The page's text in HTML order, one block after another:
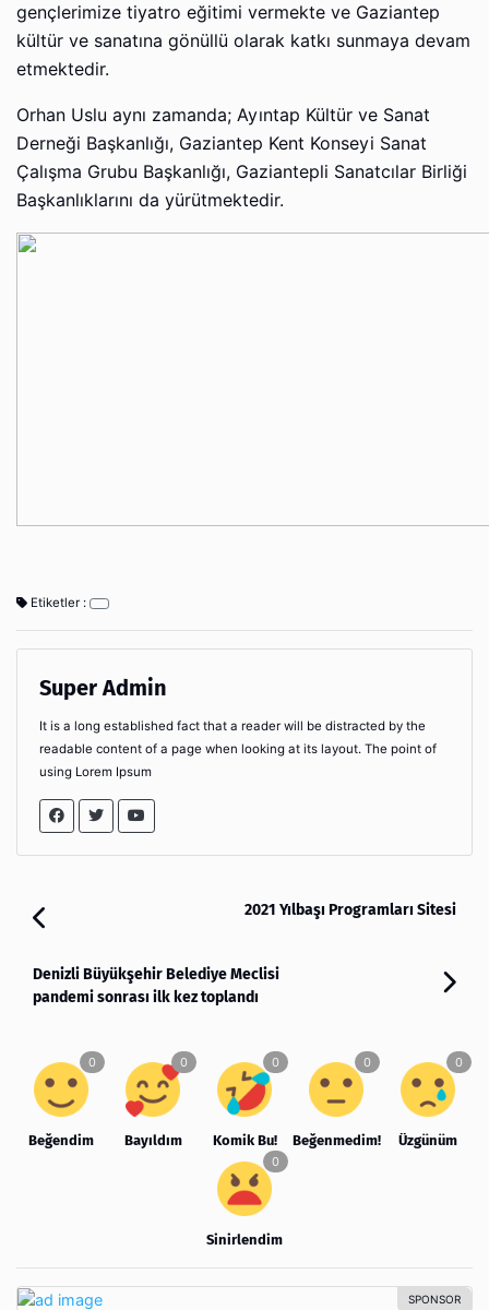
gençlerimize tiyatro eğitimi vermekte ve Gaziantep
kültür ve sanatına gönüllü olarak katkı sunmaya devam
etmektedir.
Orhan Uslu aynı zamanda; Ayıntap Kültür ve Sanat
Derneği Başkanlığı, Gaziantep Kent Konseyi Sanat
Çalışma Grubu Başkanlığı, Gaziantepli Sanatcılar Birliği
Başkanlıklarını da yürütmektedir.
Etiketler :
Super Admin
It is a long established fact that a reader will be distracted by the
readable content of a page when looking at its layout. The point of
using Lorem Ipsum
2021 Yılbaşı Programları Sitesi
Denizli Büyükşehir Belediye Meclisi
pandemi sonrası ilk kez toplandı
Beğendim Bayıldım Komik Bu! Beğenmedim! Üzgünüm
Sinirlendim